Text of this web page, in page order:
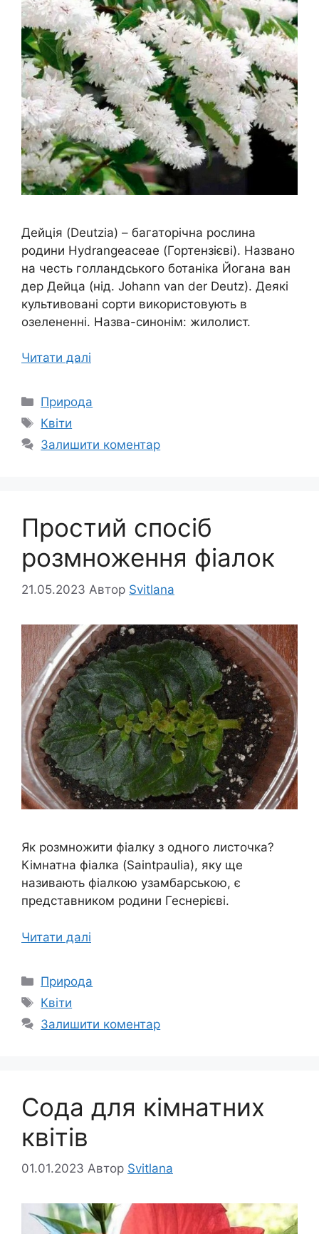
Дейція (Deutzia) – багаторічна рослина
родини Hydrangeaceae (Гортензієві). Названо
на честь голландського ботаніка Йогана ван
дер Дейца (нід. Johann van der Deutz). Деякі
культивовані сорти використовують в
озелененні. Назва-синонім: жилолист.
Читати далі
Категорії
Природа
Позначки
Квіти
Залишити коментар
Простий спосіб
розмноження фіалок
21.05.2023 Автор Svitlana
Як розмножити фіалку з одного листочка?
Кімнатна фіалка (Saintpaulia), яку ще
називають фіалкою узамбарською, є
представником родини Геснерієві.
Читати далі
Категорії
Природа
Позначки
Квіти
Залишити коментар
Сода для кімнатних
квітів
01.01.2023 Автор Svitlana